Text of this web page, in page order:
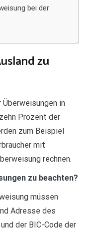
bei der
zu
in
Prozent der
zum Beispiel
mit
rechnen.
zu beachten?
müssen
Adresse des
der BIC-Code der